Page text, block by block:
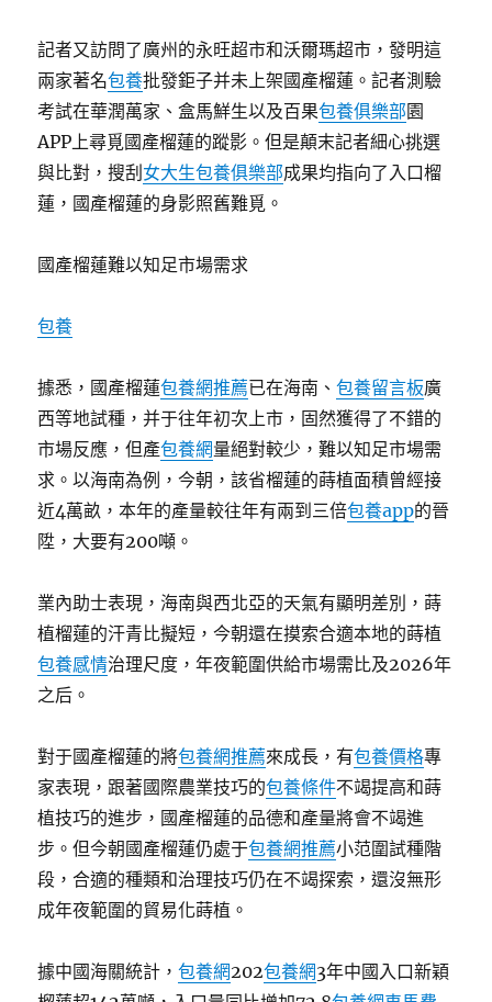
記者又訪問了廣州的永旺超市和沃爾瑪超市，發明這
兩家著名包養批發鉅子并未上架國產榴蓮。記者測驗
考試在華潤萬家、盒馬鮮生以及百果包養俱樂部園
APP上尋覓國產榴蓮的蹤影。但是顛末記者細心挑選
與比對，搜刮 女大生包養俱樂部成果均指向了入口榴
蓮，國產榴蓮的身影照舊難覓。
國產榴蓮難以知足市場需求
包養
據悉，國產榴蓮包養網推薦已在海南、包養留言板廣
西等地試種，并于往年初次上市，固然獲得了不錯的
市場反應，但產包養網量絕對較少，難以知足市場需
求。以海南為例，今朝，該省榴蓮的蒔植面積曾經接
近4萬畝，本年的產量較往年有兩到三倍包養app的晉
陞，大要有200噸。
業內助士表現，海南與西北亞的天氣有顯明差別，蒔
植榴蓮的汗青比擬短，今朝還在摸索合適本地的蒔植
包養感情治理尺度，年夜範圍供給市場需比及2026年
之后。
對于國產榴蓮的將包養網推薦來成長，有包養價格專
家表現，跟著國際農業技巧的包養條件不竭提高和蒔
植技巧的進步，國產榴蓮的品德和產量將會不竭進
步。但今朝國產榴蓮仍處于包養網推薦小范圍試種階
段，合適的種類和治理技巧仍在不竭探索，還沒無形
成年夜範圍的貿易化蒔植。
據中國海關統計，包養網202包養網3年中國入口新穎